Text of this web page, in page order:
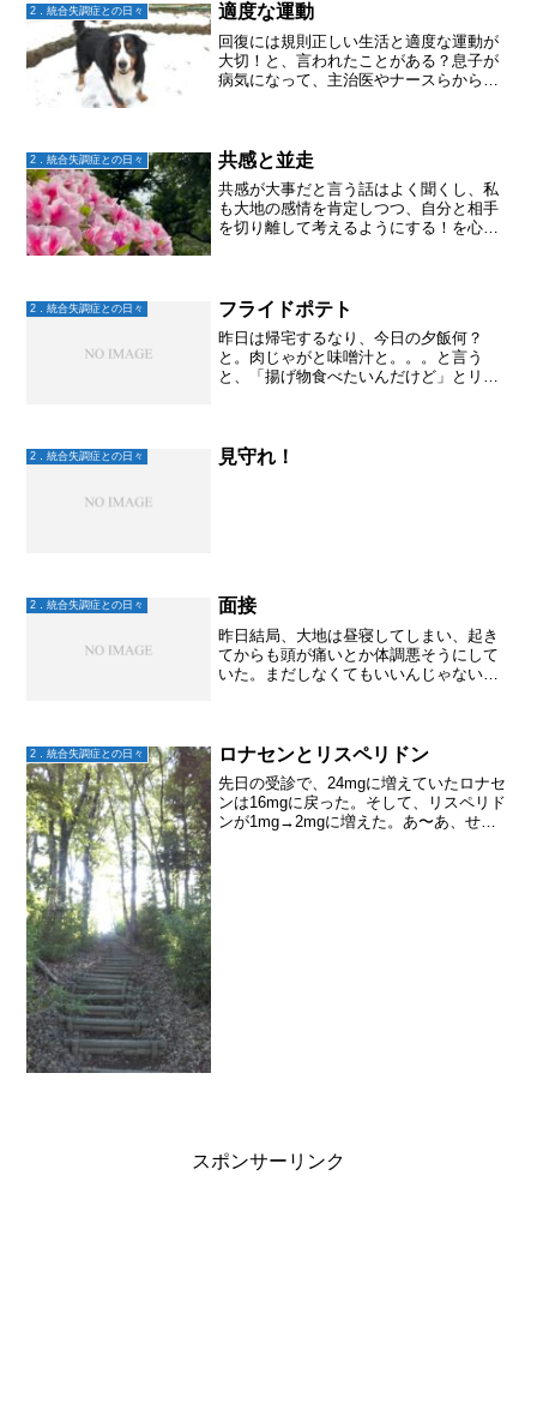
2．統合失調症との日々 適度な運動
回復には規則正しい生活と適度な運動が
大切！と、言われたことがある？息子が
病気になって、主治医やナースらから言
るし、一応、「運動いいらし...
2．統合失調症との日々 共感と並走
共感が大事だと言う話はよく聞くし、私
も大地の感情を肯定しつつ、自分と相手
を切り離して考えるようにする！を心が
たり前のこと。「〇〇が...
2．統合失調症との日々 フライドポテト
昨日は帰宅するなり、今日の夕飯何？
と。肉じゃがと味噌汁と。。。と言う
と、「揚げ物食べたいんだけど」とリク
いいか。幸い冷凍庫に揚げるだ...
2．統合失調症との日々 見守れ！
2．統合失調症との日々 面接
昨日結局、大地は昼寝してしまい、起き
てからも頭が痛いとか体調悪そうにして
いた。まだしなくてもいいんじゃないか
しまった。今夜、もう1件バ...
2．統合失調症との日々 ロナセンとリスペリドン
先日の受診で、24mgに増えていたロナセ
ンは16mgに戻った。そして、リスペリド
ンが1mg→2mgに増えた。あ〜あ、せっ
スポンサーリンク